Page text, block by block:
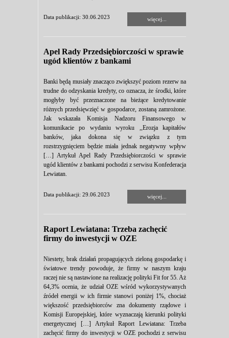
Data publikacji: 30.06.2023 więcej...
Apel Rady Przedsiębiorczości w sprawie
ugód klientów z bankami
Banki będą musiały znacząco zwiększyć poziom rezerw na
trudne do odzyskania kredyty, co oznacza, że środki, które
mogłyby być przeznaczone na bieżące kredytowanie
różnych przedsięwzięć w gospodarce, zostaną zamrożone.
Jak wskazała Komisja Nadzoru Finansowego w
komunikacie po wydaniu wyroku ,,Erozja kapitałów
banków, jaka dokona się w związku z tym
rozstrzygnięciem będzie miała jednak negatywny wpływ
[…] Artykuł Apel Rady Przedsiębiorczości w sprawie
ugód klientów z bankami pochodzi z serwisu Konfederacja
Lewiatan.
Data publikacji: 29.06.2023 więcej...
Raport Lewiatana: Trzeba zachęcić
firmy do inwestycji w OZE
Niestety, brak działań propagujących zieloną gospodarkę i
światowe trendy powoduje, że firmy w naszym kraju
raczej nie są nastawione na realizację polityki Fit for 55. Aż
64,3% ocenia, że udział OZE wśród wykorzystywanych
źródeł energii w ich firmie stanowi poniżej 1%, chociaż
większość przedsiębiorców zna dokumenty rządowe i
Komisji Europejskiej, które wyznaczają kierunki polityki
energetycznej […] Artykuł Raport Lewiatana: Trzeba
zachęcić firmy do inwestycji w OZE pochodzi z serwisu